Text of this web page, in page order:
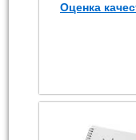
Оценка